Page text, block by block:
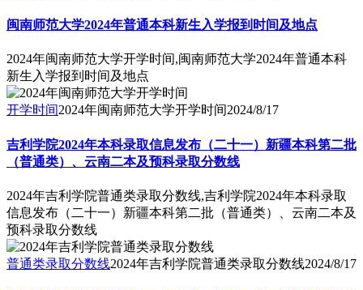
闽南师范大学2024年普通本科新生入学报到时间及地点
2024年闽南师范大学开学时间,闽南师范大学2024年普通本科
新生入学报到时间及地点
开学时间2024年闽南师范大学开学时间2024/8/17
吉利学院2024年本科录取信息发布（二十一）新疆本科第二批
（普通类）、云南二本及预科录取分数线
2024年吉利学院普通类录取分数线,吉利学院2024年本科录取
信息发布（二十一）新疆本科第二批（普通类）、云南二本及
预科录取分数线
普通类录取分数线2024年吉利学院普通类录取分数线2024/8/17